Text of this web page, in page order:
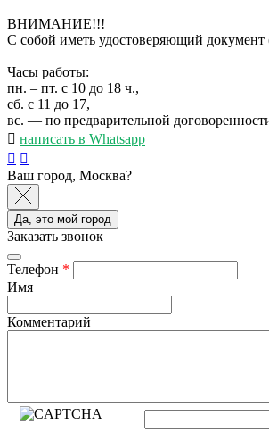
ВНИМАНИЕ!!!
С собой иметь удостоверяющий документ
Часы работы:
пн. – пт. с 10 до 18 ч.,
сб. с 11 до 17,
вс. — по предварительной
написать в Whatsapp
Ваш город, Москва?
Да, это мой город
Заказать звонок
Телефон *
Имя
Комментарий